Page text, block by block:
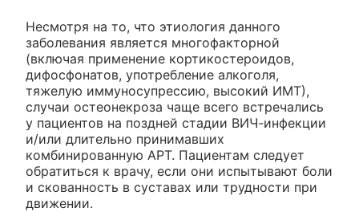
Несмотря на то, что этиология данного
заболевания является многофакторной
(включая применение кортикостероидов,
дифосфонатов, употребление алкоголя,
тяжелую иммуносупрессию, высокий ИМТ),
случаи остеонекроза чаще всего встречались
у пациентов на поздней стадии ВИЧ-инфекции
и/или длительно принимавших
комбинированную APT. Пациентам следует
обратиться к врачу, если они испытывают боли
и скованность в суставах или трудности при
движении.